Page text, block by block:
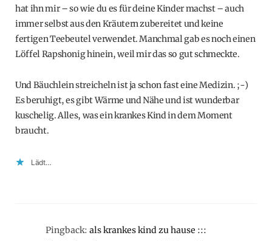
hat ihn mir – so wie du es für deine Kinder machst – auch
immer selbst aus den Kräutern zubereitet und keine
fertigen Teebeutel verwendet. Manchmal gab es noch einen
Löffel Rapshonig hinein, weil mir das so gut schmeckte.
Und Bäuchlein streicheln ist ja schon fast eine Medizin. ;-)
Es beruhigt, es gibt Wärme und Nähe und ist wunderbar
kuschelig. Alles, was ein krankes Kind in dem Moment
braucht.
Lädt…
Pingback: als krankes kind zu hause :::